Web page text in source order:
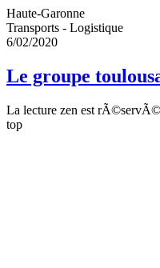
Haute-Garonne
Transports - Logistique
6/02/2020
Le groupe
La lecture zen est
top